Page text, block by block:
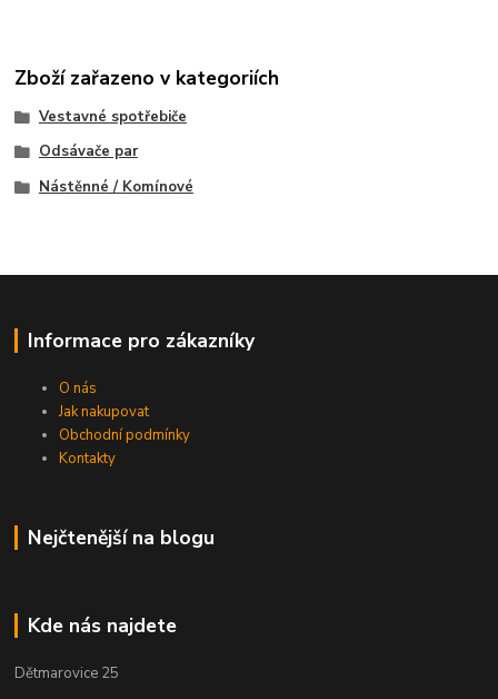
Zboží zařazeno v kategoriích
Vestavné spotřebiče
Odsávače par
Nástěnné / Komínové
Informace pro zákazníky
O nás
Jak nakupovat
Obchodní podmínky
Kontakty
Nejčtenější na blogu
Kde nás najdete
Dětmarovice 25